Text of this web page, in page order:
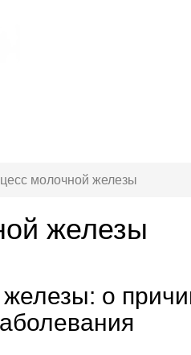
молочной железы
железы
о